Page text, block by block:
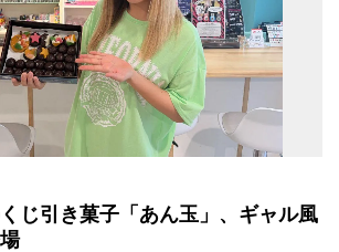
じ引き菓子「あん玉」、ギャル風